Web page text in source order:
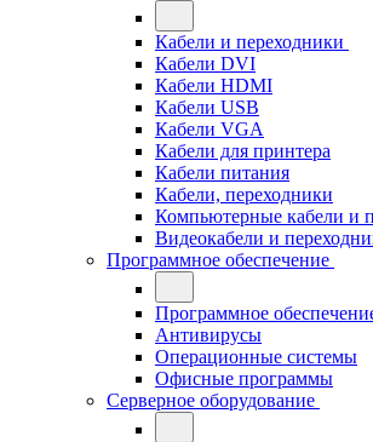
Кабели и переходники
Кабели DVI
Кабели HDMI
Кабели USB
Кабели VGA
Кабели для принтера
Кабели питания
Кабели, переходники
Компьютерные кабели и
Видеокабели и
Программное обеспечение
Программное
Антивирусы
Операционные системы
Офисные программы
Серверное оборудование